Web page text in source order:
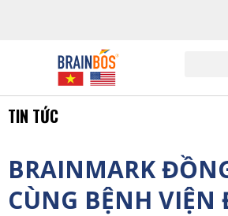
TIN TỨC
BRAINMARK
CÙNG BỆNH VIỆN